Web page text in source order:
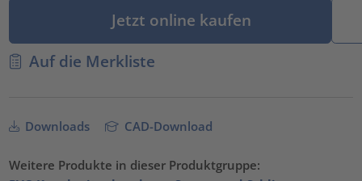
Jetzt online kaufen
Auf die Merkliste
Downloads CAD-Download
Weitere Produkte in dieser Produktgruppe: